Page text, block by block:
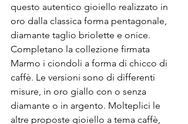
questo autentico gioiello realizzato in
oro dalla classica forma pentagonale,
diamante taglio briolette e onice.
Completano la collezione firmata
Marmo i ciondoli a forma di chicco di
caffè. Le versioni sono di differenti
misure, in oro giallo con o senza
diamante o in argento. Molteplici le
altre proposte gioiello a tema caffè,